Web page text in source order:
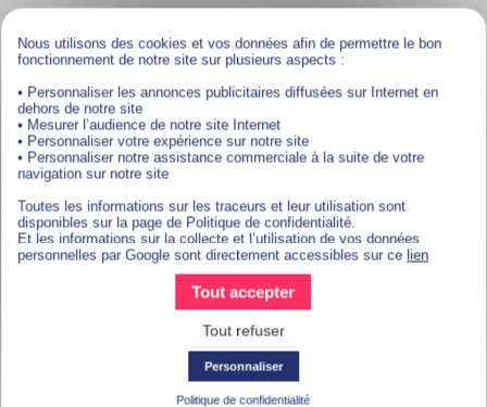
Métiers et salaires surNice
Valider un diplôme en alternance à Niceavec ISCOD
vous prépare à de nombreux métiers très porteurs. Si
vous choisissez de vous former en alternance dans
le domaine du marketing et de la communication par
exemple, plusieurs débouchés s’offrent à vous. Vous
pourrez devenir chargé de marketing digital,
consultant marketing, directeur de la communication,
ou encore digital brand manager.
En ce qui concerne votre rémunération, il est important
de savoir que celle-ci dépendra essentiellement de
votre âge et de votre type de contrat.
Par exemple, si vous effectuez
à Nice, vous pourrez être rémunéré
de 41% à 61% du SMIC selon votre âge et votre
ancienneté en entreprise.
Nous utilisons des cookies et vos données afin de permettre le bon
fonctionnement de notre site sur plusieurs aspects :
• Personnaliser les annonces publicitaires diffusées sur Internet en
dehors de notre site
• Mesurer l’audience de notre site Internet
• Personnaliser votre expérience sur notre site
• Personnaliser notre assistance commerciale à la suite de votre
navigation sur notre site
Toutes les informations sur les traceurs et leur utilisation sont
disponibles sur la page de Politique de confidentialité.
Et les informations sur la collecte et l’utilisation de vos données
personnelles par Google sont directement accessibles sur ce lien
Tout accepter
Tout refuser
Personnaliser
Politique de confidentialité